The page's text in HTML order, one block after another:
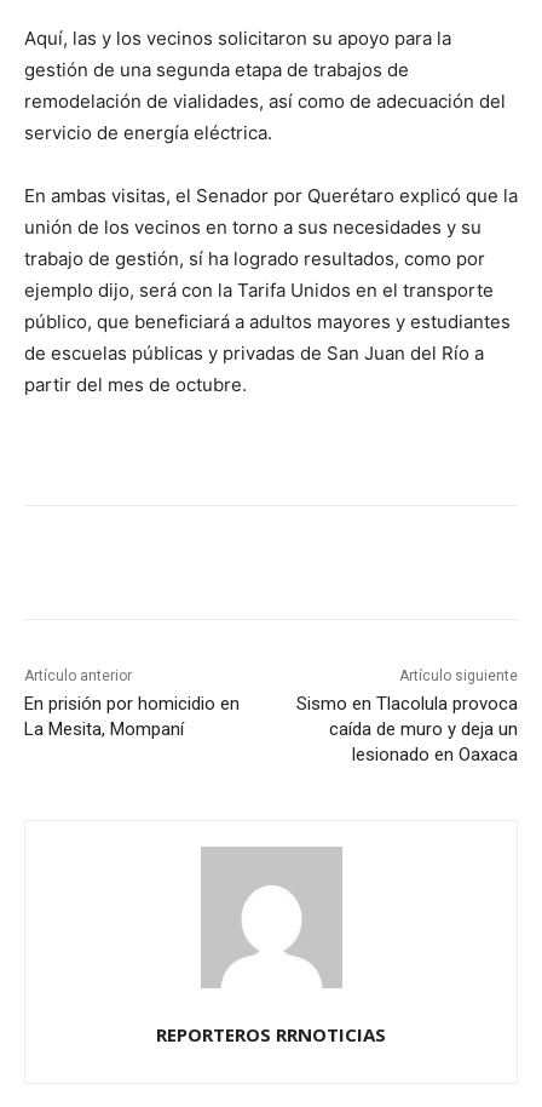
Aquí, las y los vecinos solicitaron su apoyo para la
gestión de una segunda etapa de trabajos de
remodelación de vialidades, así como de adecuación del
servicio de energía eléctrica.
En ambas visitas, el Senador por Querétaro explicó que la
unión de los vecinos en torno a sus necesidades y su
trabajo de gestión, sí ha logrado resultados, como por
ejemplo dijo, será con la Tarifa Unidos en el transporte
público, que beneficiará a adultos mayores y estudiantes
de escuelas públicas y privadas de San Juan del Río a
partir del mes de octubre.
Artículo anterior
En prisión por homicidio en
La Mesita, Mompaní
Artículo siguiente
Sismo en Tlacolula provoca
caída de muro y deja un
lesionado en Oaxaca
REPORTEROS RRNOTICIAS